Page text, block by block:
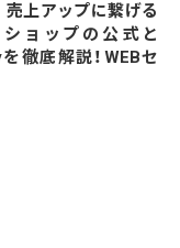
売上アップに繋げる
ョップの公式と
徹底解説！WEBセ